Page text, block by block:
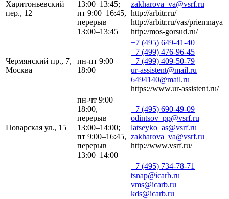
Харитоньевский
пер., 12
13:00–13:45;
пт 9:00–16:45,
перерыв
13:00–13:45
zakharova_va@vsrf.ru
http://arbitr.ru/
http://arbitr.ru/vas/priemnaya
http://mos-gorsud.ru/
Чермянский пр., 7,
Москва
пн-пт 9:00–
18:00
+7 (495) 649-41-40
+7 (499) 476-96-45
+7 (499) 409-50-79
ur-assistent@mail.ru
6494140@mail.ru
https://www.ur-assistent.ru/
Поварская ул., 15
пн-чт 9:00–
18:00,
перерыв
13:00–14:00;
пт 9:00–16:45,
перерыв
13:00–14:00
+7 (495) 690-49-09
odintsov_pp@vsrf.ru
latseyko_as@vsrf.ru
zakharova_va@vsrf.ru
http://www.vsrf.ru/
+7 (495) 734-78-71
tsnap@icarb.ru
vms@icarb.ru
kds@icarb.ru